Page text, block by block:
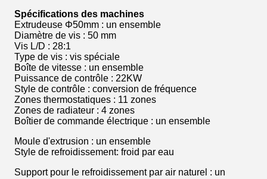
Spécifications des machines
Extrudeuse Φ50mm : un ensemble
Diamètre de vis : 50 mm
Vis L/D : 28:1
Type de vis : vis spéciale
Boîte de vitesse : un ensemble
Puissance de contrôle : 22KW
Style de contrôle : conversion de fréquence
Zones thermostatiques : 11 zones
Zones de radiateur : 4 zones
Boîtier de commande électrique : un ensemble
Moule d'extrusion : un ensemble
Style de refroidissement: froid par eau
Support pour le refroidissement par air naturel : un